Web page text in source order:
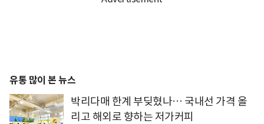
유통 많이 본 뉴스
박리다매 한계 부딪혔나… 국내선 가격 올
리고 해외로 향하는 저가커피